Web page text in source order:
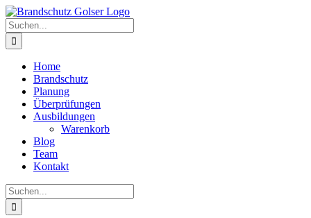
Skip
to
content
Suche
nach:
Home
Brandschutz
Planung
Überprüfungen
Ausbildungen
Warenkorb
Blog
Team
Kontakt
Suche
nach: